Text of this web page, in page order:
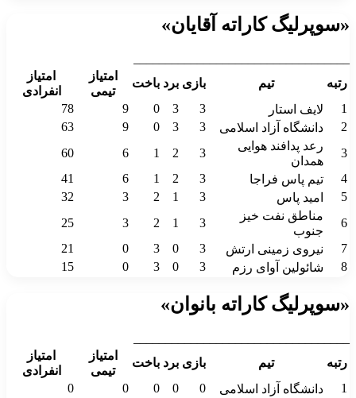
«سوپرلیگ کاراته آقایان»
رتبه
تیم بازی برد باخت
امتیاز
تیمی
امتیاز
انفرادی
1
لایف استار 3
3
0
9
78
2
دانشگاه آزاد اسلامی 3
3
0
9
63
3
رعد پدافند هوایی
همدان
3
2
1
6
60
4
تیم پاس فراجا 3
2
1
6
41
5
امید پاس 3
1
2
3
32
6
مناطق نفت خیز
جنوب
3
1
2
3
25
7
نیروی زمینی ارتش 3
0
3
0
21
8
شائولین آوای رزم 3
0
3
0
15
«سوپرلیگ کاراته بانوان»
رتبه
تیم بازی برد باخت
امتیاز
تیمی
امتیاز
انفرادی
1
دانشگاه آزاد اسلامی 0
0
0
0
0